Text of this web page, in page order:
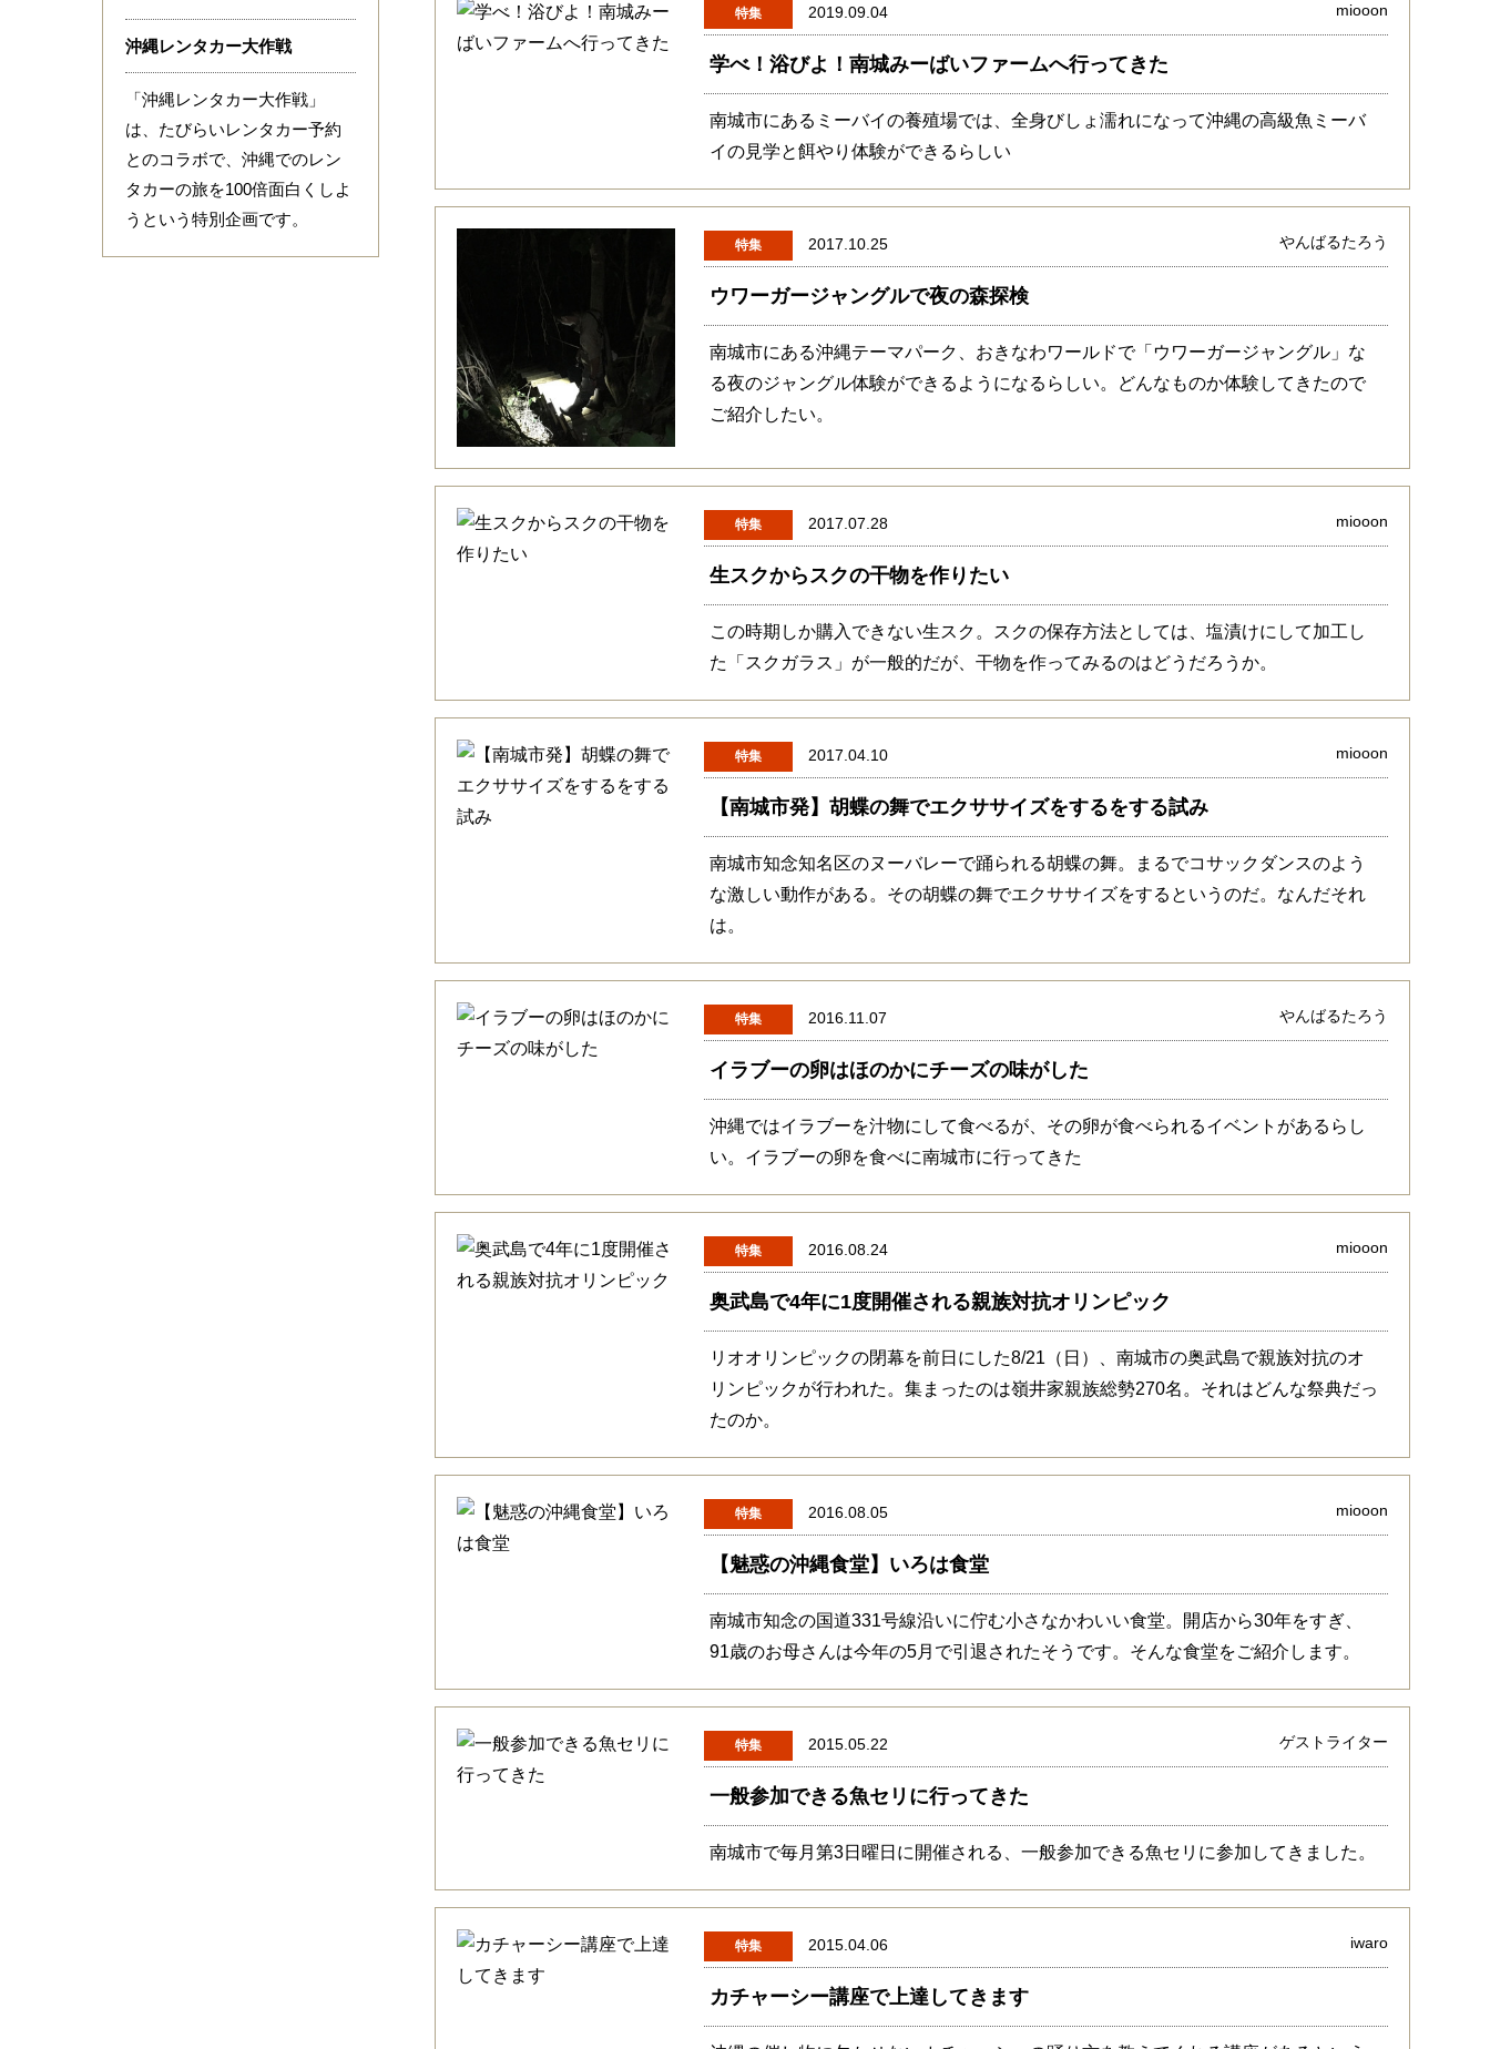
特集 2019.09.04 miooon
学べ！浴びよ！南城みーばいファームへ行ってきた
南城市にあるミーバイの養殖場では、全身びしょ濡れになって沖縄の高級魚ミーバ
イの見学と餌やり体験ができるらしい
特集 2017.10.25 やんばるたろう
ウワーガージャングルで夜の森探検
南城市にある沖縄テーマパーク、おきなわワールドで「ウワーガージャングル」な
る夜のジャングル体験ができるようになるらしい。どんなものか体験してきたので
ご紹介したい。
特集 2017.07.28 miooon
生スクからスクの干物を作りたい
この時期しか購入できない生スク。スクの保存方法としては、塩漬けにして加工し
た「スクガラス」が一般的だが、干物を作ってみるのはどうだろうか。
特集 2017.04.10 miooon
【南城市発】胡蝶の舞でエクササイズをするをする試み
南城市知念知名区のヌーバレーで踊られる胡蝶の舞。まるでコサックダンスのよう
な激しい動作がある。その胡蝶の舞でエクササイズをするというのだ。なんだそれ
は。
特集 2016.11.07 やんばるたろう
イラブーの卵はほのかにチーズの味がした
沖縄ではイラブーを汁物にして食べるが、その卵が食べられるイベントがあるらし
い。イラブーの卵を食べに南城市に行ってきた
特集 2016.08.24 miooon
奥武島で4年に1度開催される親族対抗オリンピック
リオオリンピックの閉幕を前日にした8/21（日）、南城市の奥武島で親族対抗のオ
リンピックが行われた。集まったのは嶺井家親族総勢270名。それはどんな祭典だっ
たのか。
特集 2016.08.05 miooon
【魅惑の沖縄食堂】いろは食堂
南城市知念の国道331号線沿いに佇む小さなかわいい食堂。開店から30年をすぎ、
91歳のお母さんは今年の5月で引退されたそうです。そんな食堂をご紹介します。
特集 2015.05.22 ゲストライター
一般参加できる魚セリに行ってきた
南城市で毎月第3日曜日に開催される、一般参加できる魚セリに参加してきました。
特集 2015.04.06 iwaro
カチャーシー講座で上達してきます
沖縄レンタカー大作戦
「沖縄レンタカー大作戦」
は、たびらいレンタカー予約
とのコラボで、沖縄でのレン
タカーの旅を100倍面白くしよ
うという特別企画です。